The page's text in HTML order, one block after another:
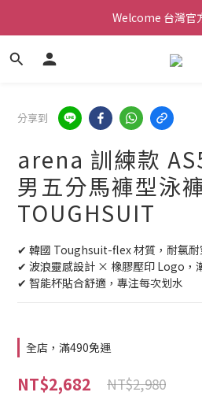
Welcome 台灣官
Welcome 台灣官
新會員加入現領折價200
分享到
arena 訓練款
男五分馬褲型泳
TOUGHSUIT
✔ 韓國 Toughsuit-flex 材質，耐氯耐
✔ 波浪靈感設計 × 橡膠壓印 Logo，
✔ 智能杯貼合舒適，專注每次划水
全店，滿490免運
NT$2,682 NT$2,980